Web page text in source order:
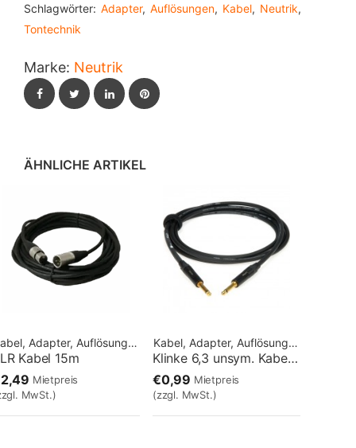
Schlagwörter: Adapter, Auflösungen, Kabel, Neutrik,
Tontechnik
Marke: Neutrik
FacebookTwitterLinkedInPinterest
ÄHNLICHE ARTIKEL
Kabel, Adapter, Auflösungen
Kabel 15m
Mietpreis
MwSt.)
Kabel, Adapter, Auflösungen
Klinke 6,3 unsym. Kabel – 06m
€0,99 Mietpreis
(zzgl. MwSt.)